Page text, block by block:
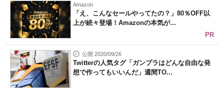
Amazon
「え、こんなセールやってたの？」80％OFF以
上が続々登場！Amazonの本気が...
PR
公開 2020/09/26
Twitterの人気タグ「ガンプラはどんな自由な発
想で作ってもいいんだ」週間TO...